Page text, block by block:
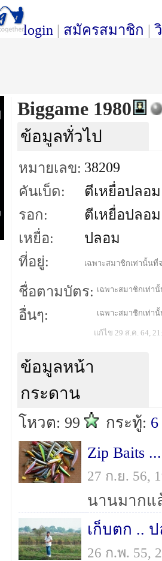
login | สมัครสมาชิก |
Biggame 1980
ข้อมูลทั่วไป
หมายเลข: 38209
คันเบ็ด:
ตีเหยื่อปลอม
รอก:
ตีเหยื่อปลอม
เหยื่อ:
ปลอม
ที่อยู่:
เฉพาะสมาชิกเท่านั้นที่
ชื่อตามบัตร: เฉพาะสมาชิกเท่า
อื่นๆ: เฉพาะสมาชิกเท่า
แก้ไข 29 ส.ค. 64,
ข้อมูลหน้า
กระดาน
โหวต: 99 กระทู้: 6
Zip Baits
27 ก.ย. 56,
เก็บตก ..
26 ก.พ. 55,